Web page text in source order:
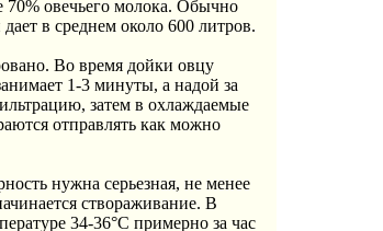
70% овечьего молока. Обычно
в среднем около 600 литров.
Во время дойки овцу
1-3 минуты, а надой за
затем в охлаждаемые
отправлять как можно
нужна серьезная, не менее
створаживание. В
34-36°C примерно за час